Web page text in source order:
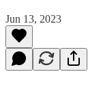
Jun 13, 2023